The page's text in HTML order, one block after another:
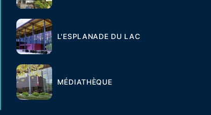
L'ESPLANADE DU LAC
MÉDIATHÈQUE